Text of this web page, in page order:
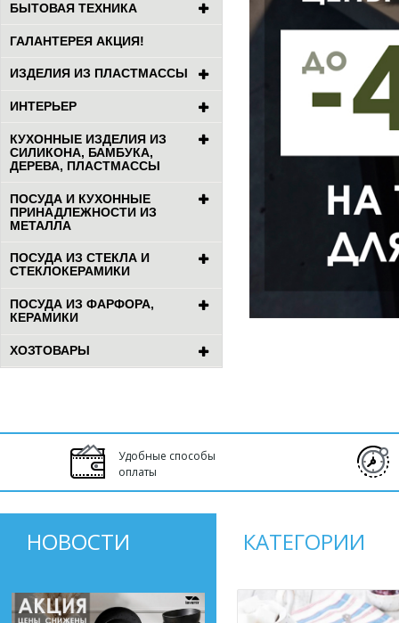
БЫТОВАЯ ТЕХНИКА
ГАЛАНТЕРЕЯ АКЦИЯ!
ИЗДЕЛИЯ ИЗ ПЛАСТМАССЫ
ИНТЕРЬЕР
КУХОННЫЕ ИЗДЕЛИЯ ИЗ
СИЛИКОНА, БАМБУКА,
ДЕРЕВА, ПЛАСТМАССЫ
ПОСУДА И КУХОННЫЕ
ПРИНАДЛЕЖНОСТИ ИЗ
МЕТАЛЛА
ПОСУДА ИЗ СТЕКЛА И
СТЕКЛОКЕРАМИКИ
ПОСУДА ИЗ ФАРФОРА,
КЕРАМИКИ
ХОЗТОВАРЫ
Удобные способы
оплаты
НОВОСТИ КАТЕГОРИИ